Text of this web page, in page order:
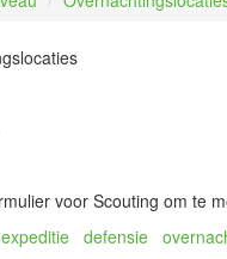
voor Scouting om te
expeditie defensie